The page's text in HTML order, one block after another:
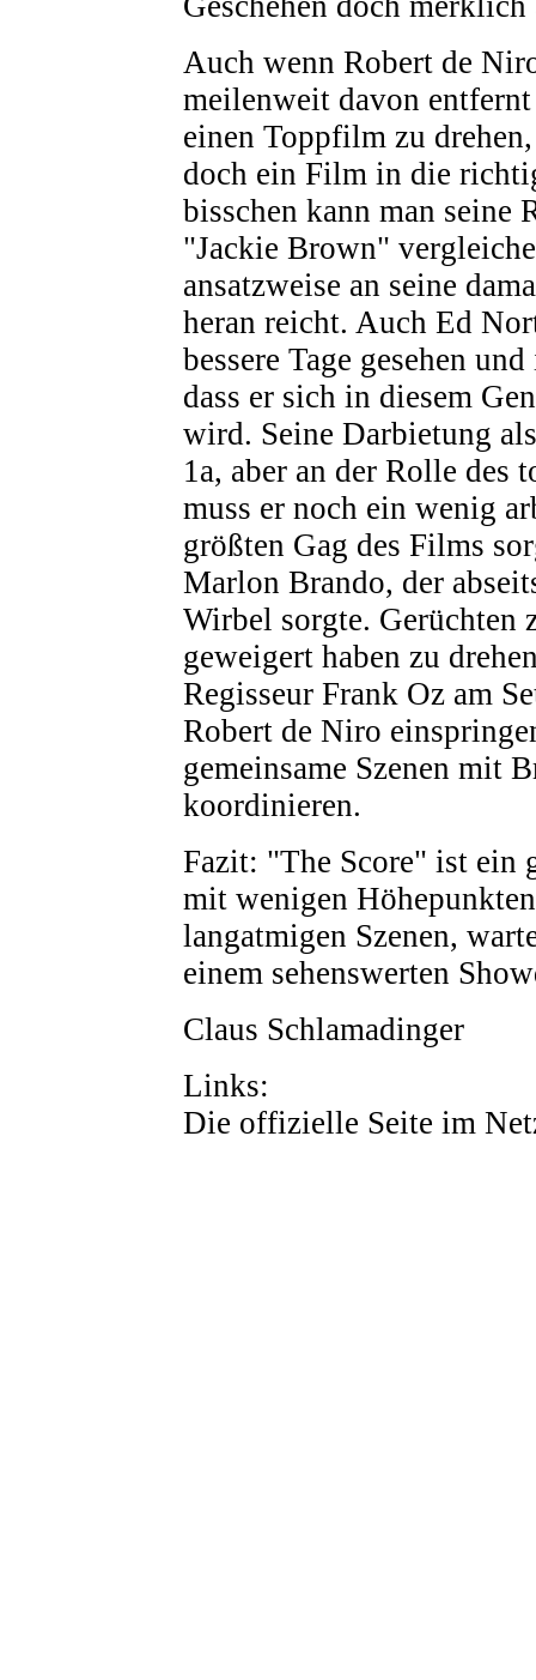
Auch wenn Robert de
meilenweit davon
einen Toppfilm zu
doch ein Film in die
bisschen kann man seine
"Jackie Brown"
ansatzweise an seine
heran reicht. Auch Ed
bessere Tage gesehen
dass er sich in diesem
wird. Seine Darbietung
1a, aber an der Rolle des
muss er noch ein wenig
größten Gag des Films
Marlon Brando, der
Wirbel sorgte. Gerüchten
geweigert haben zu
Regisseur Frank Oz am
Robert de Niro
gemeinsame Szenen mit
koordinieren.
Fazit: "The Score" ist ein
mit wenigen
langatmigen Szenen,
einem sehenswerten
Claus Schlamadinger
Links:
Die offizielle Seite im